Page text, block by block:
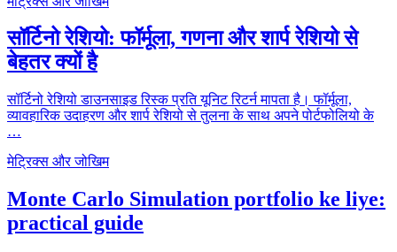
सॉर्टिनो रेशियो: फॉर्मूला, गणना और शार्प रेशियो से
बेहतर क्यों है
सॉर्टिनो रेशियो डाउनसाइड रिस्क प्रति यूनिट रिटर्न मापता है। फॉर्मूला,
व्यावहारिक उदाहरण और शार्प रेशियो से तुलना के साथ अपने पोर्टफोलियो के
…
मेट्रिक्स और जोखिम
Monte Carlo Simulation portfolio ke liye:
practical guide